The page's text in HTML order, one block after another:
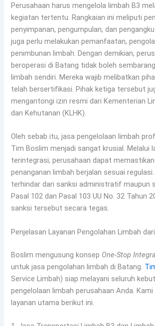
Perusahaan harus mengelola limbah B3
kegiatan tertentu. Rangkaian ini meliputi
penyimpanan, pengumpulan, dan
juga perlu melakukan pemanfaatan,
penimbunan limbah. Dengan demikian,
beroperasi di Batang tidak boleh
limbah sendiri. Mereka wajib melibatkan
telah bersertifikasi. Pihak ketiga tersebut
mengantongi izin resmi dari Kementerian
dan Kehutanan (KLHK).
Oleh sebab itu, jasa pengelolaan limbah
Tim Boslim menjadi sangat krusial. Melalui
terintegrasi, perusahaan dapat
penanganan limbah berjalan sesuai
terhindar dari sanksi administratif maupun
Pasal 102 dan Pasal 103 UU No. 32 Tahun
sanksi tersebut secara tegas.
Penjelasan Layanan Pengolahan Limbah
Boslim mengusung konsep One-Stop
untuk jasa pengolahan limbah di Batang.
Service Limbah) siap melayani seluruh
pengelolaan limbah perusahaan Anda.
layanan utama berikut ini.